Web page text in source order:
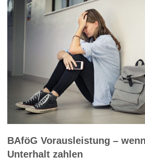
BAföG Vorausleistung –
Unterhalt zahlen